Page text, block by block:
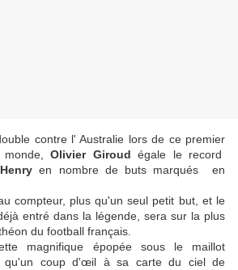
contre l' Australie lors de ce premier
monde,Olivier Giroud égale le record
en nombre de buts marqués en
compteur, plus qu'un seul petit but, et le
entré dans la légende, sera sur la plus
du football français.
magnifique épopée sous le maillot
qu'un coup d'œil à sa carte du ciel de